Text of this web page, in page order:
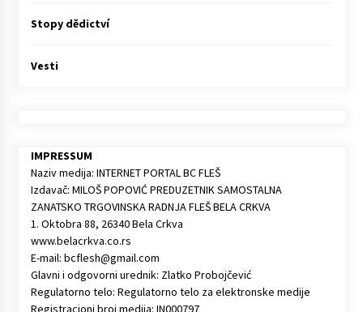
Stopy dědictví
Vesti
IMPRESSUM
Naziv medija: INTERNET PORTAL BC FLEŠ
Izdavač: MILOŠ POPOVIĆ PREDUZETNIK SAMOSTALNA
ZANATSKO TRGOVINSKA RADNJA FLEŠ BELA CRKVA
1. Oktobra 88, 26340 Bela Crkva
www.belacrkva.co.rs
E-mail: bcflesh@gmail.com
Glavni i odgovorni urednik: Zlatko Probojčević
Regulatorno telo: Regulatorno telo za elektronske medije
Registracioni broj medija: IN000797